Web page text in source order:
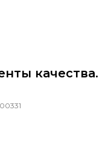
качества.